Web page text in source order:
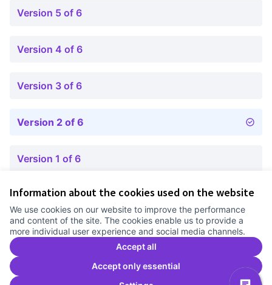
Information about the cookies used on the website
We use cookies on our website to improve the performance
and content of the site. The cookies enable us to provide a
more individual user experience and social media channels.
Accept all
Accept only essential
Version 5 of 6
Version 4 of 6
Version 3 of 6
Version 2 of 6
Version 1 of 6
Cookie settings
Comunitat Canòdrom at Facebook
(External link)
Comunitat Canòdrom at Instagram
(External link)
Comunitat Canòdrom at YouTube
(External link)
English
Triar la llenguaElegir el idiomaChoose language